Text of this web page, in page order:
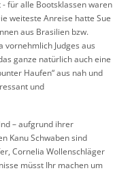
für alle Bootsklassen waren
weiteste Anreise hatte Sue
aus Brasilien bzw.
vornehmlich Judges aus
ganze natürlich auch eine
Haufen“ aus nah und
und
– aufgrund ihrer
Kanu Schwaben sind
Cornelia Wollenschläger
müsst Ihr machen um